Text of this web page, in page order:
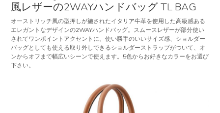
風レザーの2WAYハンドバッグ TL BAG
オーストリッチ風の型押しが施されたイタリア牛革を使用した高級感ある
エレガントなデザインの2WAYハンドバッグ。スムースレザーが部分使い
されてワンポイントアクセントに。使い勝手のいいサイズ感、ショルダー
バッグとしても使える取り外しできるショルダーストラップがついて、オ
ンからオフまで幅広いシーンで使えます。5色からお好きなカラーをお選び
下さい。